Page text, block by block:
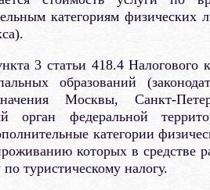
категориям физических
3 статьи 418.4 Налогового
образований
Москвы, Санкт-
орган федеральной
категории
которых в средстве
туристическому налогу.